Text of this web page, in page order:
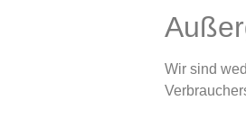
Wir sind